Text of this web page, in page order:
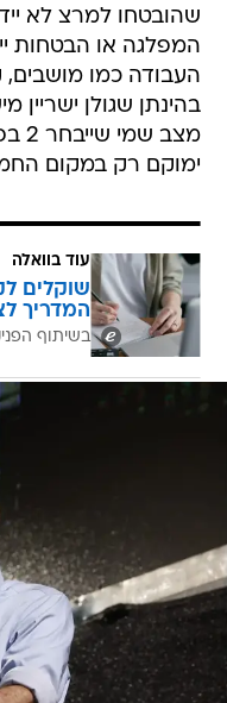
שהובטחו למרצ לא
המפלגה או הבטחות
העבודה כמו מושבים,
ימוקם רק במקום
עוד בוואלה
שוקלים
המדריך
בשיתוף